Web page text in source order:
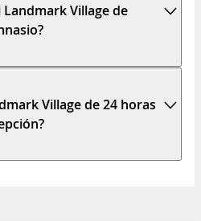
Village de
Village de 24 horas